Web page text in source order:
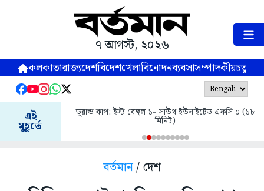
৭ আগস্ট, ২০২৬
কলকাতারাজ্যদেশবিদেশখেলাবিনোদনব্যবসাসম্পাদকীয়
এই
মুহূর্তে
ডুরান্ড কাপ: ইস্ট বেঙ্গল ১- সাউথ ইউনাইটেড এফসি ০ (১৮
মিনিট)
বর্তমান/ দেশ